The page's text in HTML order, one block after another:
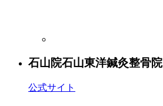
石山院石山東洋鍼灸整骨院
公式サイト